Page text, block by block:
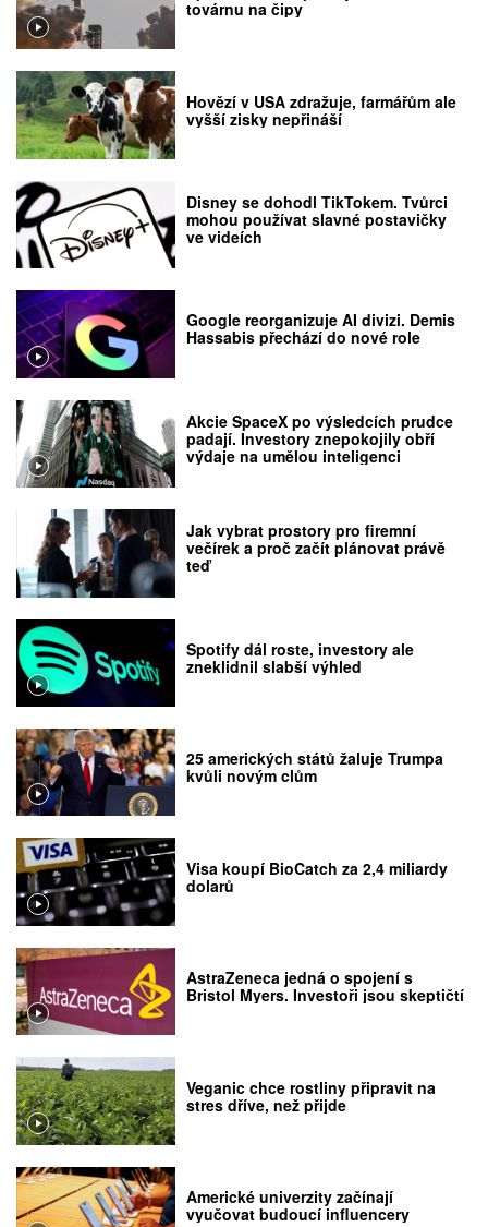
továrnu na čipy
Hovězí v USA zdražuje, farmářům ale
vyšší zisky nepřináší
Disney se dohodl TikTokem. Tvůrci
mohou používat slavné postavičky
ve videích
Google reorganizuje AI divizi. Demis
Hassabis přechází do nové role
Akcie SpaceX po výsledcích prudce
padají. Investory znepokojily obří
výdaje na umělou inteligenci
Jak vybrat prostory pro firemní
večírek a proč začít plánovat právě
teď
Spotify dál roste, investory ale
zneklidnil slabší výhled
25 amerických států žaluje Trumpa
kvůli novým clům
Visa koupí BioCatch za 2,4 miliardy
dolarů
AstraZeneca jedná o spojení s
Bristol Myers. Investoři jsou skeptičtí
Veganic chce rostliny připravit na
stres dříve, než přijde
Americké univerzity začínají
vyučovat budoucí influencery